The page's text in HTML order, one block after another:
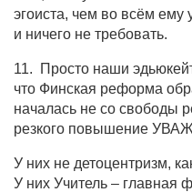
эгоиста, чем во всём ему
и ничего не требовать.
11. Просто наши
что Финская реформа
началась не со свободы
резкого повышение
У них не детоцентризм,
У них Учитель – главная